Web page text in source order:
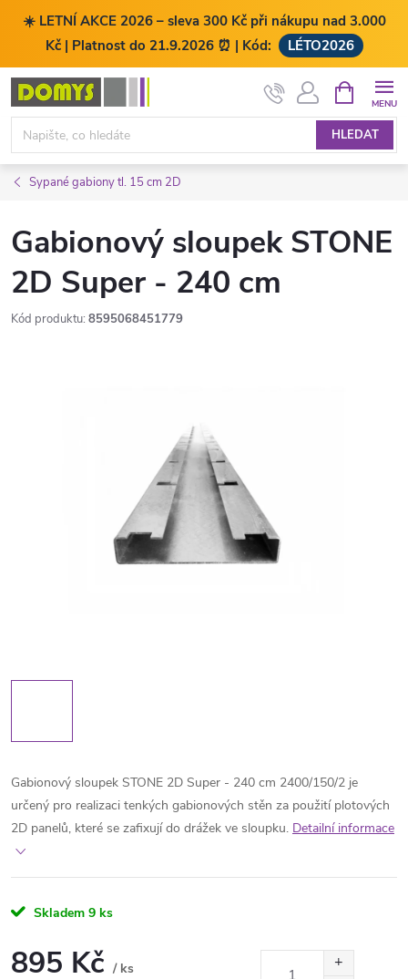
☀️ LETNÍ AKCE 2026 – sleva 300 Kč při nákupu nad 3.000
Kč | Platnost do 21.9.2026 ⏰ | Kód:
LÉTO2026
Přejít
obsah
HLEDAT
NÁKUPNÍ
KOŠÍK
Sypané gabiony tl. 15 cm 2D
Gabionový sloupek STONE
2D Super - 240 cm
Kód produktu: 8595068451779
Gabionový sloupek STONE 2D Super - 240 cm 2400/150/2 je
určený pro realizaci tenkých gabionových stěn za použití plotových
2D panelů, které se zafixují do drážek ve sloupku. Detailní informace
Skladem 9 ks
895 Kč / ks